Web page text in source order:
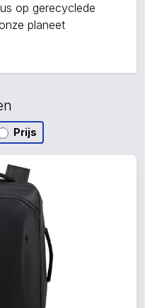
op gerecyclede
planeet
Prijs